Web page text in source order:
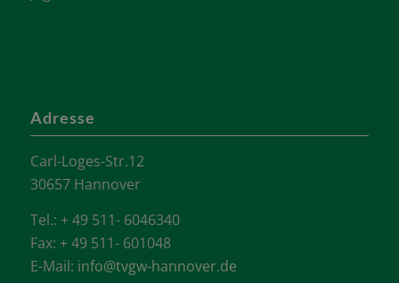
Adresse
Carl-Loges-Str.12
30657 Hannover
Tel.: + 49 511- 6046340
Fax: + 49 511- 601048
E-Mail: info@tvgw-hannover.de